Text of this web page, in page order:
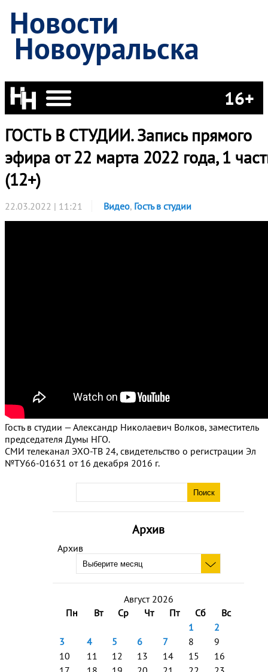
Новости
Новоуральска
16+
Архив
Архив
Август 2026
Пн
Вт Ср Чт Пт Сб
Вс
1
2
3
4 5 6 7 8
9
10
11 12 13 14 15
16
ГОСТЬ В СТУДИИ. Запись прямого
эфира от 22 марта 2022 года, 1
(12+)
22.03.2022 | 11:21 Видео, Гость в студии
Гость в студии — Александр Николаевич Волков, заместитель
председателя Думы НГО.
СМИ телеканал ЭХО-ТВ 24, свидетельство о регистрации Эл
№ТУ66-01631 от 16 декабря 2016 г.